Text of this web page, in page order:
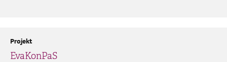
EvaKonPaS
Projekt